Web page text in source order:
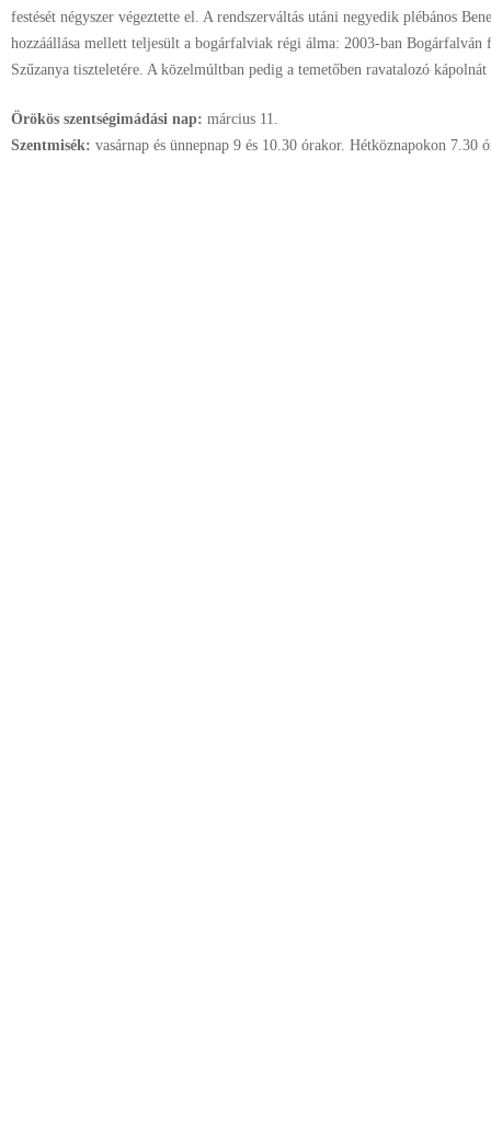
festését négyszer végeztette el. A rendszerváltás utáni negyedik plébános
hozzáállása mellett teljesült a bogárfalviak régi álma: 2003-ban
Szűzanya tiszteletére. A közelmúltban pedig a temetőben ravatalozó
Örökös szentségimádási nap: március 11.
Szentmisék: vasárnap és ünnepnap 9 és 10.30 órakor. Hétköznapokon 7.30